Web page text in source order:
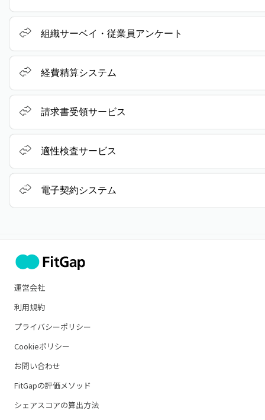
組織サーベイ・従業員アンケート
経費精算システム
請求書受領サービス
適性検査サービス
電子契約システム
運営会社
利用規約
プライバシーポリシー
Cookieポリシー
お問い合わせ
FitGapの評価メソッド
シェアスコアの算出方法